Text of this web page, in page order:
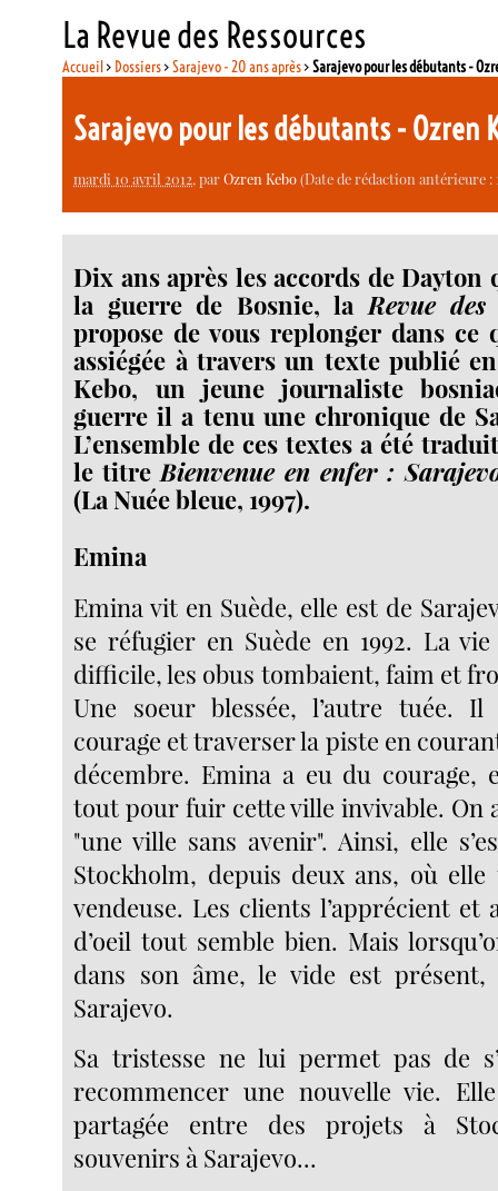
La Revue des Ressources
Accueil> Dossiers>Sarajevo - 20 ans après>Sarajevo pour les débutants -
Sarajevo pour les débutants - Ozren
mardi 10 avril 2012, parOzren Kebo(Date de rédaction antérieure :
Dix ans après les accords de
la guerre de Bosnie, la Revue des
propose de vous replonger dans ce
assiégée à travers un texte publié
Kebo, un jeune journaliste
guerre il a tenu une chronique de
L’ensemble de ces textes a été
le titre Bienvenue en enfer :
(La Nuée bleue, 1997).
Emina
Emina vit en Suède, elle est de
se réfugier en Suède en 1992. La
difficile, les obus tombaient, faim et
Une soeur blessée, l’autre tuée.
courage et traverser la piste en
décembre. Emina a eu du courage,
tout pour fuir cette ville invivable. On
"une ville sans avenir". Ainsi, elle
Stockholm, depuis deux ans, où
vendeuse. Les clients l’apprécient
d’oeil tout semble bien. Mais
dans son âme, le vide est
Sarajevo.
Sa tristesse ne lui permet pas de
recommencer une nouvelle vie.
partagée entre des projets à
souvenirs à Sarajevo...